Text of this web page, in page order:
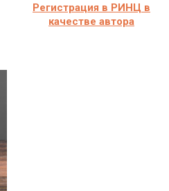
Регистрация в РИНЦ в
качестве автора